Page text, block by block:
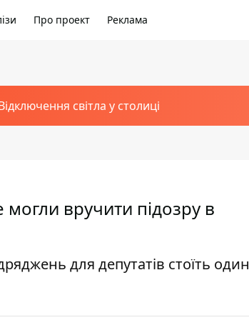
Про проект Реклама
світла у столиці
вручити підозру в
для депутатів стоїть один